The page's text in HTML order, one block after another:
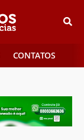
CONTATOS